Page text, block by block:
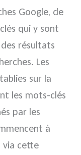
Google, de
qui y sont
résultats
Les
sur la
les mots-clés
par les
à
via cette